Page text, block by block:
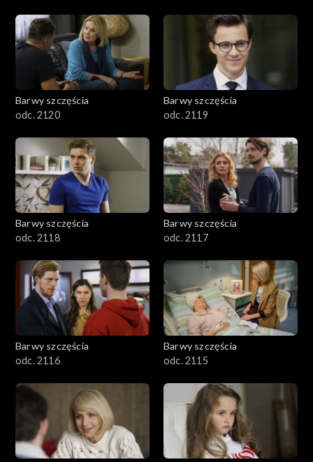
Barwy szczęścia
odc. 2120
Barwy szczęścia
odc. 2119
Barwy szczęścia
odc. 2118
Barwy szczęścia
odc. 2117
Barwy szczęścia
odc. 2116
Barwy szczęścia
odc. 2115